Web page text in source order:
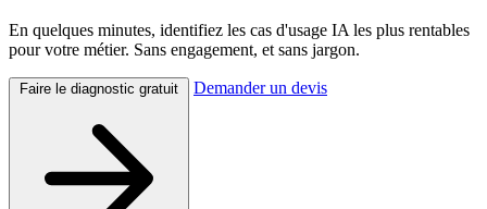
En quelques minutes, identifiez les cas d'usage IA les plus rentables
pour votre métier. Sans engagement, et sans jargon.
Faire le diagnostic gratuit Demander un devis